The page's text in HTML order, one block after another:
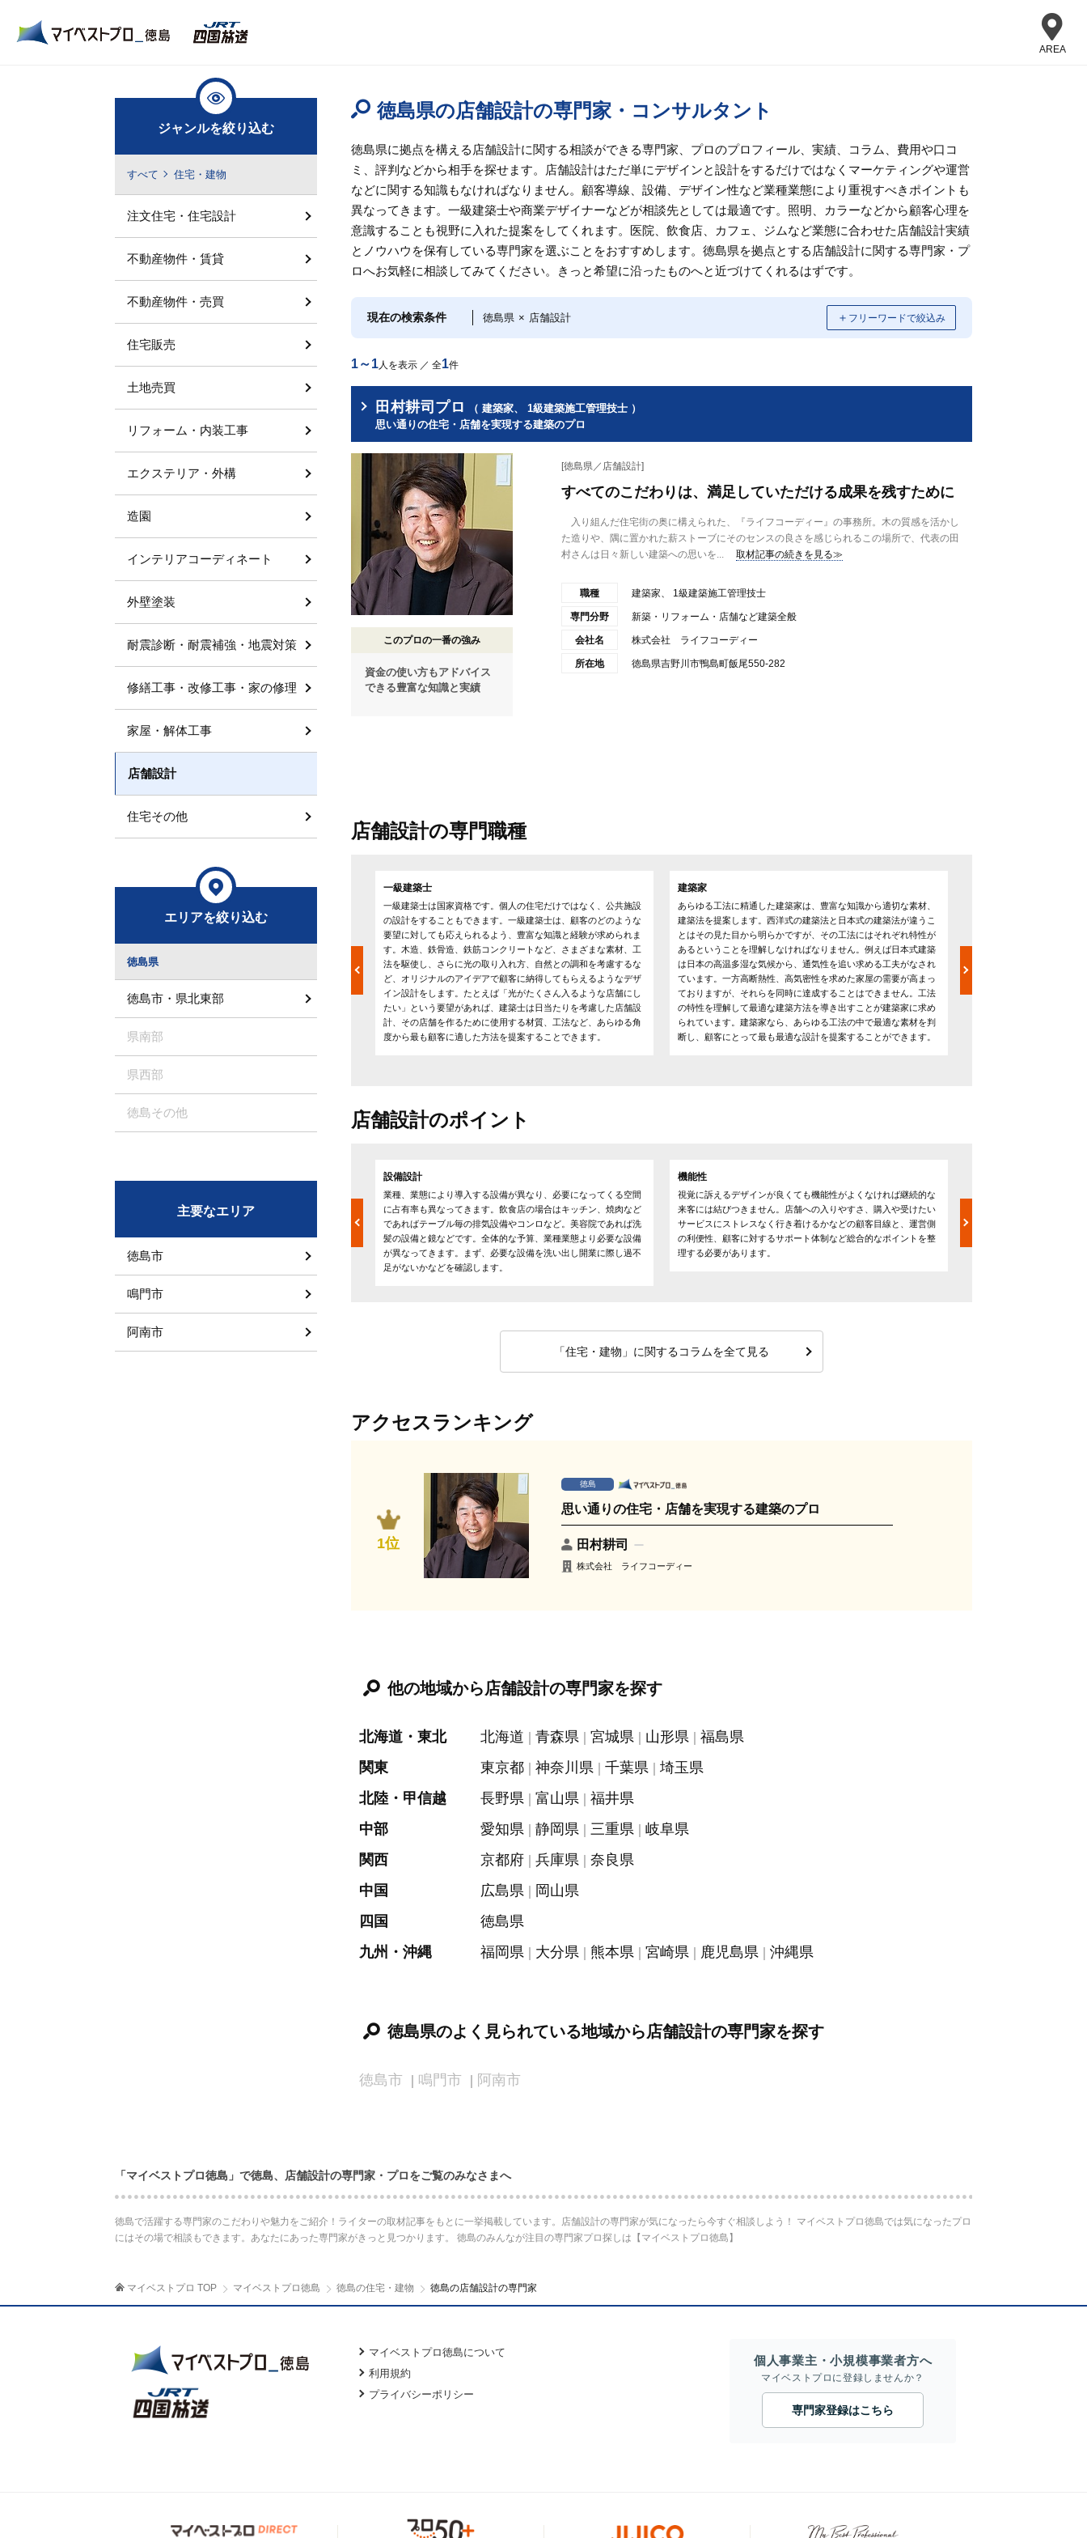
AREA
徳島県の店舗設計の専門家・コンサルタント
徳島県に拠点を構える店舗設計に関する相談ができる専門家、プロのプロフィール、実績、コラム、費用や口コ
ミ、評判などから相手を探せます。店舗設計はただ単にデザインと設計をするだけではなくマーケティングや運営
などに関する知識もなければなりません。顧客導線、設備、デザイン性など業種業態により重視すべきポイントも
異なってきます。一級建築士や商業デザイナーなどが相談先としては最適です。照明、カラーなどから顧客心理を
意識することも視野に入れた提案をしてくれます。医院、飲食店、カフェ、ジムなど業態に合わせた店舗設計実績
とノウハウを保有している専門家を選ぶことをおすすめします。徳島県を拠点とする店舗設計に関する専門家・プ
ロへお気軽に相談してみてください。きっと希望に沿ったものへと近づけてくれるはずです。
現在の検索条件 徳島県 × 店舗設計 ＋ フリーワードで絞込み
1～1人を表示 ／ 全1件
田村耕司プロ
（ 建築家、 1級建築施工管理技士 ）
思い通りの住宅・店舗を実現する建築のプロ
このプロの一番の強み
資金の使い方もアドバイス
できる豊富な知識と実績
[徳島県／店舗設計]
すべてのこだわりは、満足していただける成果を残すために
入り組んだ住宅街の奥に構えられた、『ライフコーディー』の事務所。木の質感を活かし
た造りや、隅に置かれた薪ストーブにそのセンスの良さを感じられるこの場所で、代表の田
村さんは日々新しい建築への思いを...
取材記事の続きを見る≫
職種 建築家、 1級建築施工管理技士
専門分野 新築・リフォーム・店舗など建築全般
会社名 株式会社 ライフコーディー
所在地 徳島県吉野川市鴨島町飯尾550-282
店舗設計の専門職種
インテリアコーディネーター
設計から施工だけでなく、インテリアまでコーディネートするの
がインテリアコーディネーターの仕事です。「落ち着いた空間に
によって求められる空間は別物なので、要望に合わせて最適なイ
ンテリアを提案します。そしてそれら一つ一つの空間を作り出す
のに必要なインテリア（アーティフィシャルフラワー、観葉植
物、絵画、家具など）を、顧客に提案します。「イメージだけは
という悩みも、インテリアコーディネーターが解決してくれるで
一級建築士
一級建築士は国家資格です。個人の住宅だけではなく、公共施設
の設計をすることもできます。一級建築士は、顧客のどのような
要望に対しても応えられるよう、豊富な知識と経験が求められま
す。木造、鉄骨造、鉄筋コンクリートなど、さまざまな素材、工
法を駆使し、さらに光の取り入れ方、自然との調和を考慮するな
ど、オリジナルのアイデアで顧客に納得してもらえるようなデザ
イン設計をします。たとえば「光がたくさん入るような店舗にし
たい」という要望があれば、建築士は日当たりを考慮した店舗設
計、その店舗を作るために使用する材質、工法など、あらゆる角
度から最も顧客に適した方法を提案することできます。
建築家
あらゆる工法に精通した建築家は、豊富な知識から適切な素材、
建築法を提案します。西洋式の建築法と日本式の建築法が違うこ
とはその見た目から明らかですが、その工法にはそれぞれ特性が
あるということを理解しなければなりません。例えば日本式建築
は日本の高温多湿な気候から、通気性を追い求める工夫がなされ
ています。一方高断熱性、高気密性を求めた家屋の需要が高まっ
ておりますが、それらを同時に達成することはできません。工法
の特性を理解して最適な建築方法を導き出すことが建築家に求め
られています。建築家なら、あらゆる工法の中で最適な素材を判
断し、顧客にとって最も最適な設計を提案することができます。
店舗設計のポイント
います。業種業態による差別化のポイントやコンセプトもデザイ
ら表現します。什器や小物もデザインの一部と考え選定していく
ことが重要です。
設備設計
業種、業態により導入する設備が異なり、必要になってくる空間
に占有率も異なってきます。飲食店の場合はキッチン、焼肉など
であればテーブル毎の排気設備やコンロなど。美容院であれば洗
髪の設備と鏡などです。全体的な予算、業種業態より必要な設備
が異なってきます。まず、必要な設備を洗い出し開業に際し過不
足がないかなどを確認します。
機能性
視覚に訴えるデザインが良くても機能性がよくなければ継続的な
来客には結びつきません。店舗への入りやすさ、購入や受けたい
サービスにストレスなく行き着けるかなどの顧客目線と、運営側
の利便性、顧客に対するサポート体制など総合的なポイントを整
理する必要があります。
「住宅・建物」に関するコラムを全て見る
アクセスランキング
1位
徳島
思い通りの住宅・店舗を実現する建築のプロ
田村耕司
株式会社 ライフコーディー
他の地域から店舗設計の専門家を探す
北海道・東北 北海道 青森県 宮城県 山形県
福島県
関東
東京都 神奈川県 千葉県
埼玉県
北陸・甲信越
長野県 富山県
福井県
中部
愛知県 静岡県 三重県
岐阜県
関西
京都府 兵庫県
奈良県
中国
広島県
岡山県
四国
徳島県
九州・沖縄
福岡県 大分県 熊本県 宮崎県 鹿児島県 沖縄県
徳島県のよく見られている地域から店舗設計の専門家を探す
徳島市 鳴門市 阿南市
ジャンルを絞り込む
すべて 住宅・建物
注文住宅・住宅設計
不動産物件・賃貸
不動産物件・売買
住宅販売
土地売買
リフォーム・内装工事
エクステリア・外構
造園
インテリアコーディネート
外壁塗装
耐震診断・耐震補強・地震対策
修繕工事・改修工事・家の修理
家屋・解体工事
店舗設計
住宅その他
エリアを絞り込む
徳島県
徳島市・県北東部
県南部
県西部
徳島その他
主要なエリア
徳島市
鳴門市
阿南市
「マイベストプロ徳島」で徳島、店舗設計の専門家・プロをご覧のみなさまへ
徳島で活躍する専門家のこだわりや魅力をご紹介！ライターの取材記事をもとに一挙掲載しています。店舗設計の専門家が気になったら今すぐ相談しよう！ マイベストプロ徳島では気になったプロ
にはその場で相談もできます。あなたにあった専門家がきっと見つかります。 徳島のみんなが注目の専門家プロ探しは【マイベストプロ徳島】
マイベストプロ TOP マイベストプロ徳島 徳島の住宅・建物 徳島の店舗設計の専門家
マイベストプロ徳島について
利用規約
プライバシーポリシー
個人事業主・小規模事業者方へ
マイベストプロに登録しませんか？
専門家登録はこちら